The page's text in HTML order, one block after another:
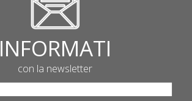
INFORMATI
con la newsletter